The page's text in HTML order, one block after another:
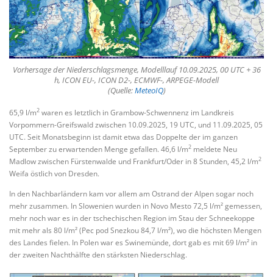
Vorhersage der Niederschlagsmenge, Modelllauf 10.09.2025, 00 UTC + 36
h, ICON EU-, ICON D2-, ECMWF-, ARPEGE-Modell
(Quelle:MeteoIQ)
65,9 l/m2 waren es letztlich in Grambow-Schwennenz im Landkreis
Vorpommern-Greifswald zwischen 10.09.2025, 19 UTC, und 11.09.2025, 05
UTC. Seit Monatsbeginn ist damit etwa das Doppelte der im ganzen
September zu erwartenden Menge gefallen. 46,6 l/m2 meldete Neu
Madlow zwischen Fürstenwalde und Frankfurt/Oder in 8 Stunden, 45,2 l/m2
Weifa östlich von Dresden.
In den Nachbarländern kam vor allem am Ostrand der Alpen sogar noch
mehr zusammen. In Slowenien wurden in Novo Mesto 72,5 l/m² gemessen,
mehr noch war es in der tschechischen Region im Stau der Schneekoppe
mit mehr als 80 l/m² (Pec pod Snezkou 84,7 l/m²), wo die höchsten Mengen
des Landes fielen. In Polen war es Swinemünde, dort gab es mit 69 l/m² in
der zweiten Nachthälfte den stärksten Niederschlag.